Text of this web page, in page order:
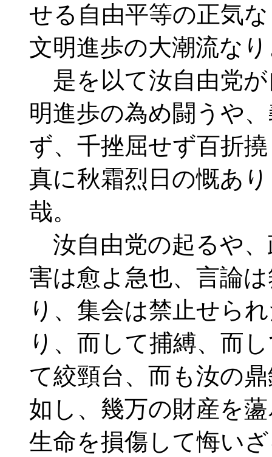
せる自由平等の正気
文明進歩の大潮流な
是を以て汝自由党が
明進歩の為め闘うや
ず、千挫屈せず百折
真に秋霜烈日の慨あ
哉。
汝自由党の起るや、
害は愈よ急也、言論
り、集会は禁止せら
り、而して捕縛、而
て絞頸台、而も汝の
如し、幾万の財産を
生命を損傷して悔い